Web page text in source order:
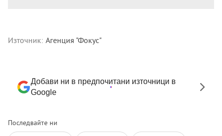
Източник: Агенция "Фокус"
Добави ни в предпочитани източници в
Google
Последвайте ни